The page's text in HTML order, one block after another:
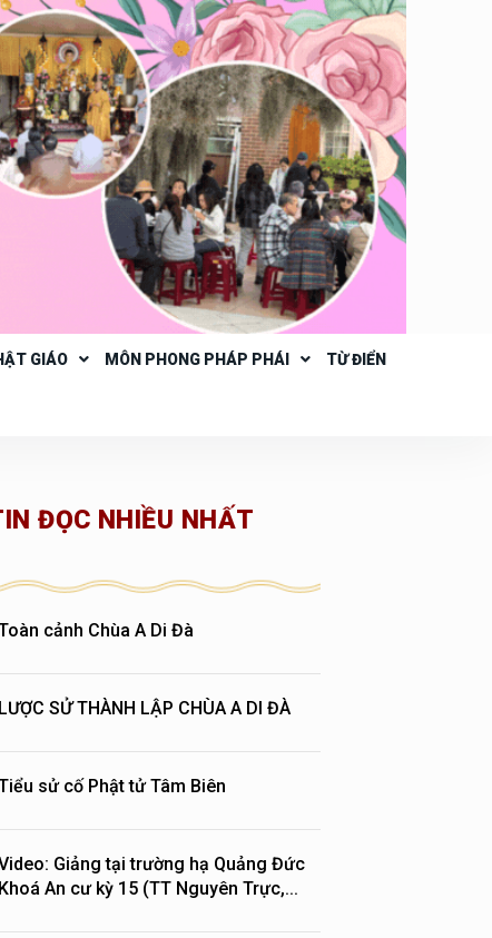
GIÁO MÔN PHONG PHÁP PHÁI TỪ ĐIỂN
ĐỌC NHIỀU NHẤT
cảnh Chùa A Di Đà
LƯỢC SỬ THÀNH LẬP CHÙA A DI ĐÀ
sử cố Phật tử Tâm Biên
Giảng tại trường hạ Quảng Đức
Khoá An cư kỳ 15 (TT Nguyên Trực,...